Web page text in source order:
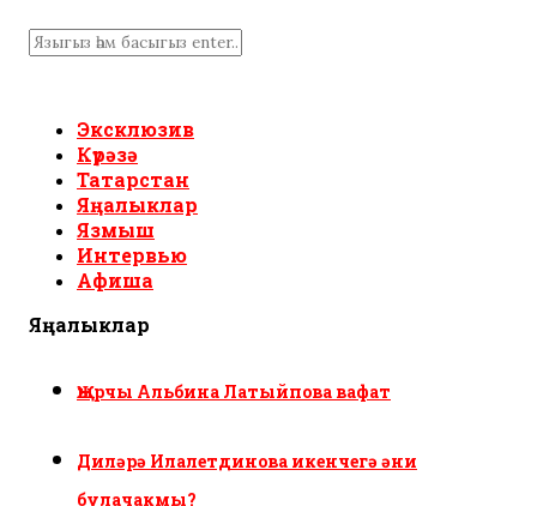
Эксклюзив
Күрәзә
Татарстан
Яңалыклар
Язмыш
Интервью
Афиша
Яңалыклар
Җырчы Альбина Латыйпова вафат
Диләрә Илалетдинова икенчегә әни
булачакмы?